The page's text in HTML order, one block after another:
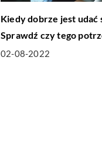
Kiedy dobrze jest udać
Sprawdź czy tego
02-08-2022